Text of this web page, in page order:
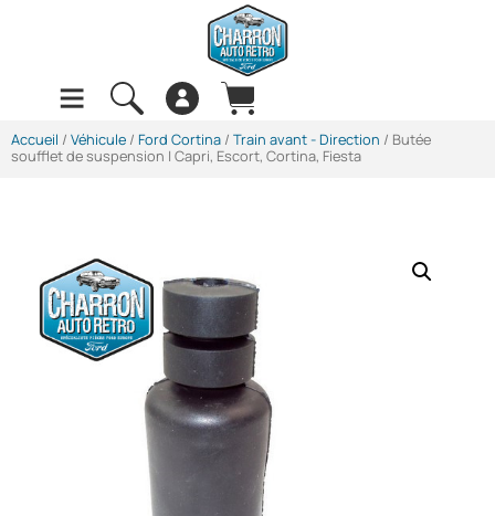
Accueil / Véhicule / Ford Cortina / Train avant - Direction / Butée
soufflet de suspension | Capri, Escort, Cortina, Fiesta